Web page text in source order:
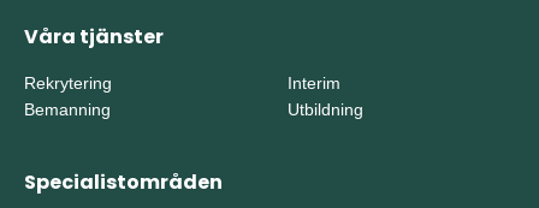
Våra tjänster
Rekrytering
Bemanning
Interim
Utbildning
Specialistområden